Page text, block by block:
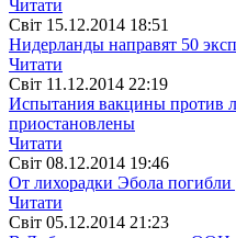
Читати
Свiт 15.12.2014 18:51
Нидерланды направят 50
Читати
Свiт 11.12.2014 22:19
Испытания вакцины против
приостановлены
Читати
Свiт 08.12.2014 19:46
От лихорадки Эбола погибли
Читати
Свiт 05.12.2014 21:23